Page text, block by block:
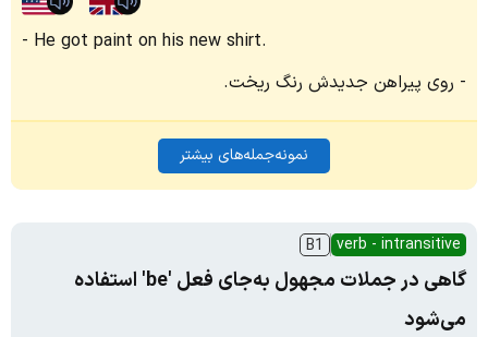
He got paint on his new shirt.
روی پیراهن جدیدش رنگ ریخت.
نمونه‌جمله‌های بیشتر
verb - intransitive
B1
گاهی در جملات مجهول به‌جای فعل 'be' استفاده
می‌شود